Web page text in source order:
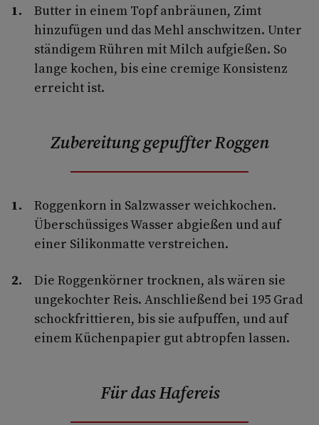
Butter in einem Topf anbräunen, Zimt
hinzufügen und das Mehl anschwitzen. Unter
ständigem Rühren mit Milch aufgießen. So
lange kochen, bis eine cremige Konsistenz
erreicht ist.
Zubereitung gepuffter Roggen
Roggenkorn in Salzwasser weichkochen.
Überschüssiges Wasser abgießen und auf
einer Silikonmatte verstreichen.
Die Roggenkörner trocknen, als wären sie
ungekochter Reis. Anschließend bei 195 Grad
schockfrittieren, bis sie aufpuffen, und auf
einem Küchenpapier gut abtropfen lassen.
Für das Hafereis